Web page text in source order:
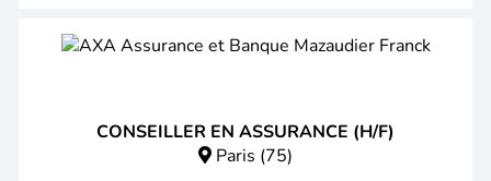
CONSEILLER EN ASSURANCE (H/F)
Paris (75)